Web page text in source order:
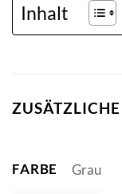
Inhalt
FARBE Grau